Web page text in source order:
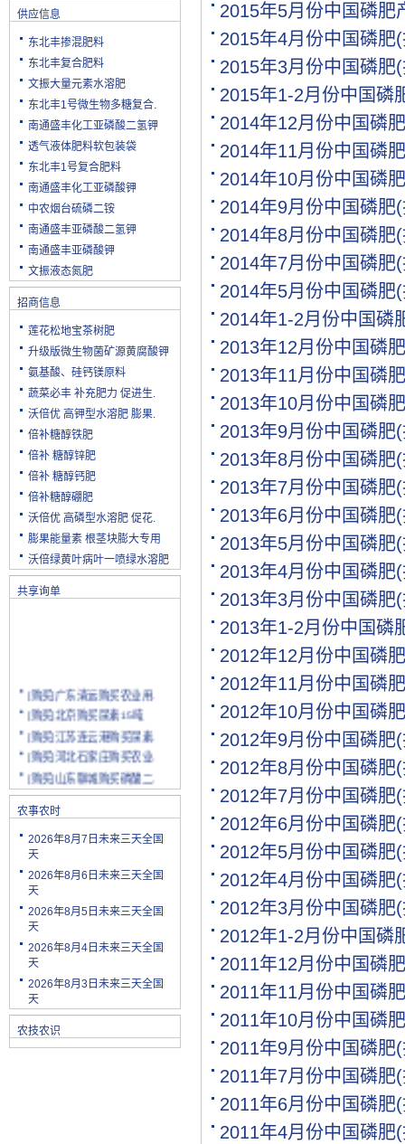
供应信息
东北丰掺混肥料
东北丰复合肥料
文振大量元素水溶肥
东北丰1号微生物多糖复合.
南通盛丰化工亚磷酸二氢钾
透气液体肥料软包装袋
东北丰1号复合肥料
南通盛丰化工亚磷酸钾
中农烟台硫磷二铵
南通盛丰亚磷酸二氢钾
南通盛丰亚磷酸钾
文振液态氮肥
招商信息
莲花松地宝茶树肥
升级版微生物菌矿源黄腐酸钾
氨基酸、硅钙镁原料
蔬菜必丰 补充肥力 促进生.
沃倍优 高钾型水溶肥 膨果.
倍补糖醇铁肥
倍补 糖醇锌肥
倍补 糖醇钙肥
倍补糖醇硼肥
沃倍优 高磷型水溶肥 促花.
膨果能量素 根茎块膨大专用
沃倍绿黄叶病叶一喷绿水溶肥
共享询单
[购买]北京购买尿素15吨
[购买]河北石家庄购买农业.
[购买]陕西渭南购买小麦配.
[购买]云南玉溪购买尿素10.
[购买]山东潍坊购买复合肥.
[购买]河南安阳购买二铵20.
[购买]四川绵阳购买尿素2.
[购买]天津购买小颗粒尿素.
[购买]内蒙古购买复合肥10.
[购买]天津购买大颗粒尿素.
[购买]河南新乡购买冲施肥.
[购买]山东济宁购买尿素10.
[代理]陕西渭南代理小麦配.
[购买]新疆克孜勒苏柯尔克.
[购买]宁夏购买罗硫酸钾(.
农事农时
2026年8月7日未来三天全国
天
2026年8月6日未来三天全国
天
2026年8月5日未来三天全国
天
2026年8月4日未来三天全国
天
2026年8月3日未来三天全国
天
农技农识
2015年5月份中国磷肥
2015年4月份中国磷肥
2015年3月份中国磷肥
2015年1-2月份中国磷
2014年12月份中国磷
2014年11月份中国磷
2014年10月份中国磷
2014年9月份中国磷肥
2014年8月份中国磷肥
2014年7月份中国磷肥
2014年5月份中国磷肥
2014年1-2月份中国磷
2013年12月份中国磷
2013年11月份中国磷
2013年10月份中国磷
2013年9月份中国磷肥
2013年8月份中国磷肥
2013年7月份中国磷肥
2013年6月份中国磷肥
2013年5月份中国磷肥
2013年4月份中国磷肥
2013年3月份中国磷肥
2013年1-2月份中国磷
2012年12月份中国磷
2012年11月份中国磷
2012年10月份中国磷
2012年9月份中国磷肥
2012年8月份中国磷肥
2012年7月份中国磷肥
2012年6月份中国磷肥
2012年5月份中国磷肥
2012年4月份中国磷肥
2012年3月份中国磷肥
2012年1-2月份中国磷
2011年12月份中国磷
2011年11月份中国磷
2011年10月份中国磷
2011年9月份中国磷肥
2011年7月份中国磷肥
2011年6月份中国磷肥
2011年4月份中国磷肥